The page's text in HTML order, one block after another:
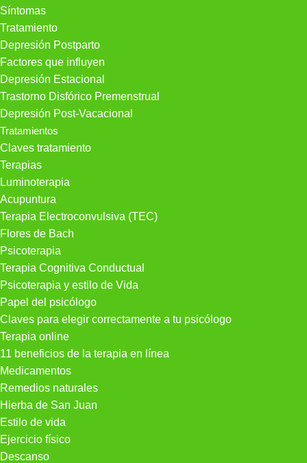
Síntomas
Tratamiento
Depresión Postparto
Factores que influyen
Depresión Estacional
Trastorno Disfórico Premenstrual
Depresión Post-Vacacional
Tratamientos
Claves tratamiento
Terapias
Luminoterapia
Acupuntura
Terapia Electroconvulsiva (TEC)
Flores de Bach
Psicoterapia
Terapia Cognitiva Conductual
Psicoterapia y estilo de Vida
Papel del psicólogo
Claves para elegir correctamente a tu psicólogo
Terapia online
11 beneficios de la terapia en línea
Medicamentos
Remedios naturales
Hierba de San Juan
Estilo de vida
Ejercicio físico
Descanso